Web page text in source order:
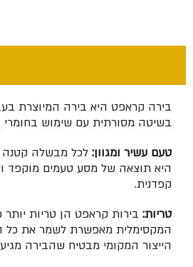
בירה קראפט היא בירה המיוצרת
בשיטה מסורתית עם שימוש בחומרי
טעם עשיר ומגוון: לכל מבשלה קטנה
היא תוצאה של מסע טעמים מוקפד
קפדנית.
טריות: בירות קראפט הן טריות יותר
המקסימלית מאפשרת לשמר את כל
הייצור המקומי מבטיח שהבירה